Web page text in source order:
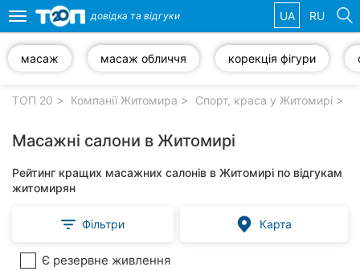
компанії
Популярні
рубрики:
Автошколи
Приватні
Toggle
navigation
довідка та відгуки UA RU
масаж масаж обличчя корекція фігури
ТОП 20 Компанії Житомира Спорт, краса у Житомирі
Масажні салони в Житомирі
Рейтинг кращих масажних салонів в Житомирі по відгукам
житомирян
Фільтри Карта
Є резервне живлення